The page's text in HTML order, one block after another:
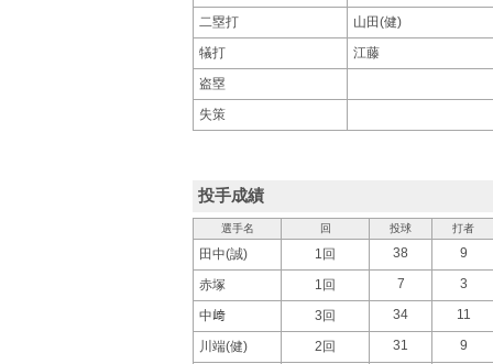
二塁打
山田(健)
犠打
江藤
盗塁
失策
投手成績
選手名 回 投球 打者
田中(誠) 1回 38 9
赤塚 1回 7 3
中﨑 3回 34 11
川端(健) 2回 31 9